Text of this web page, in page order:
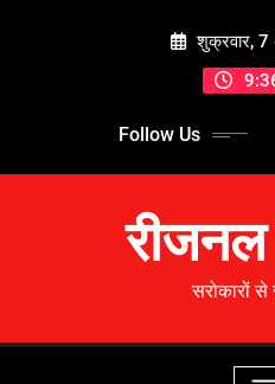
शुक्रवार,
9:36
Follow Us
रीजनल
सरोकारों से